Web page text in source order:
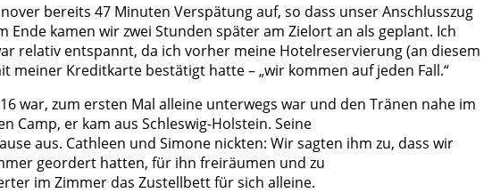
bereits 47 Minuten Verspätung auf, so dass unser Anschlusszug
kamen wir zwei Stunden später am Zielort an als geplant. Ich
relativ entspannt, da ich vorher meine Hotelreservierung (an diesem
Kreditkarte bestätigt hatte – „wir kommen auf jeden Fall.“
war, zum ersten Mal alleine unterwegs war und den Tränen nahe im
Camp, er kam aus Schleswig-Holstein. Seine
aus. Cathleen und Simone nickten: Wir sagten ihm zu, dass wir
geordert hatten, für ihn freiräumen und zu
im Zimmer das Zustellbett für sich alleine.